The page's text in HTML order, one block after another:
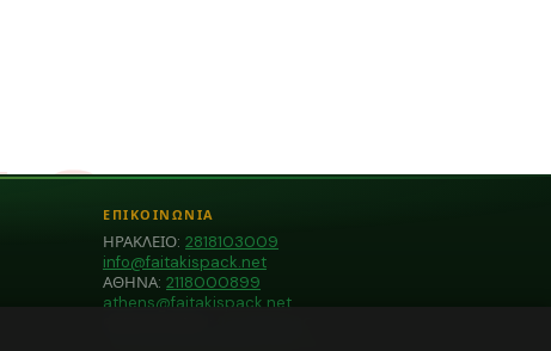
ΕΠΙΚΟΙΝΩΝΙΑ
ΗΡΑΚΛΕΙΟ: 2818103009
info@faitakispack.net
ΑΘΗΝΑ: 2118000899
athens@faitakispack.net